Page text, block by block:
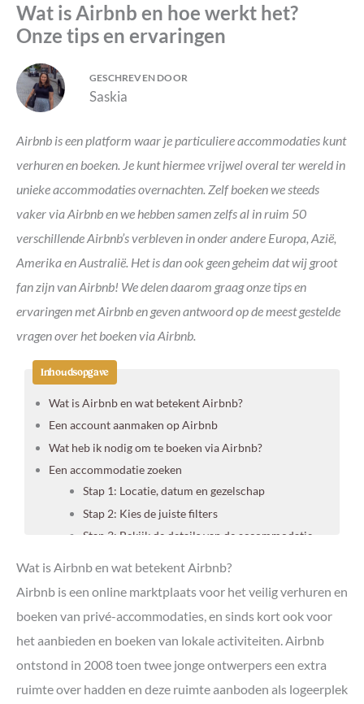
Wat is Airbnb en hoe werkt het?
Onze tips en ervaringen
Airbnb is een platform waar je particuliere accommodaties kunt
verhuren en boeken. Je kunt hiermee vrijwel overal ter wereld in
unieke accommodaties overnachten. Zelf boeken we steeds
vaker via Airbnb en we hebben samen zelfs al in ruim 50
verschillende Airbnb’s verbleven in onder andere Europa, Azië,
Amerika en Australië. Het is dan ook geen geheim dat wij groot
fan zijn van Airbnb! We delen daarom graag onze tips en
ervaringen met Airbnb en geven antwoord op de meest gestelde
vragen over het boeken via Airbnb.
Inhoudsopgave
Wat is Airbnb en wat betekent Airbnb?
Een account aanmaken op Airbnb
Wat heb ik nodig om te boeken via Airbnb?
Een accommodatie zoeken
Stap 1: Locatie, datum en gezelschap
Stap 2: Kies de juiste filters
Stap 3: Bekijk de details van de accommodatie
Wat kost Airbnb?
Tips voor het boeken van een accommodatie via
Airbnb
Wat zijn Airbnb Experiences?
Wat is Airbnb en wat betekent Airbnb?
Airbnb is een online marktplaats voor het veilig verhuren en
boeken van privé-accommodaties, en sinds kort ook voor
het aanbieden en boeken van lokale activiteiten. Airbnb
ontstond in 2008 toen twee jonge ontwerpers een extra
ruimte over hadden en deze ruimte aanboden als logeerplek
GESCHREVEN DOOR
Saskia